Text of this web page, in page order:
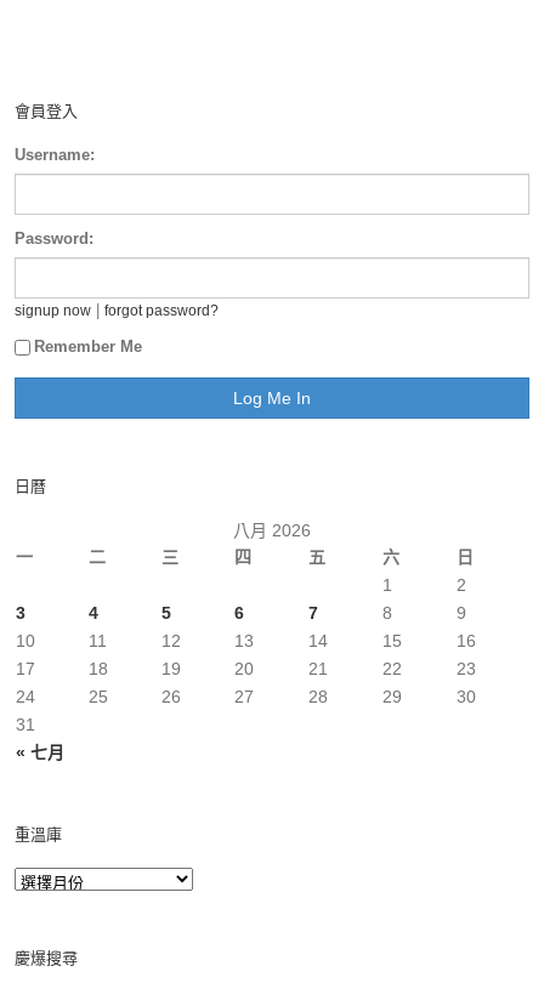
會員登入
Username:
Password:
signup now forgot password?
Remember Me
日曆
八月 2026
一
二 三 四 五 六 日
« 七月
1
2
3
4 5 6 7 8
9
10
11 12 13 14 15
16
17
18 19 20 21 22
23
24
25 26 27 28 29
30
31
重溫庫
慶爆搜尋